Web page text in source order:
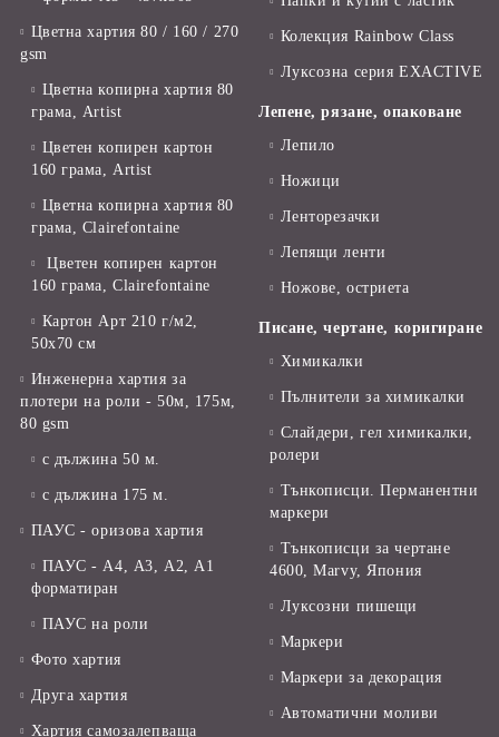
Цветна хартия 80 / 160 / 270
gsm
Цветна копирна хартия 80
грама, Artist
Цветен копирен картон
160 грама, Artist
Цветна копирна хартия 80
грама, Clairefontaine
Цветен копирен картон
160 грама, Clairefontaine
Картон Арт 210 г/м2,
50х70 см
Инженерна хартия за
плотери на роли - 50м, 175м,
80 gsm
с дължина 50 м.
с дължина 175 м.
ПАУС - оризова хартия
ПАУС - А4, А3, А2, А1
форматиран
ПАУС на роли
Фото хартия
Друга хартия
Хартия самозалепваща
Колекция Rainbow Class
Луксозна серия EXACTIVE
Лепене, рязане, опаковане
Лепило
Ножици
Ленторезачки
Лепящи ленти
Ножове, остриета
Писане, чертане, коригиране
Химикалки
Пълнители за химикалки
Слайдери, гел химикалки,
ролери
Тънкописци. Перманентни
маркери
Тънкописци за чертане
4600, Marvy, Япония
Луксозни пишещи
Маркери
Маркери за декорация
Автоматични моливи